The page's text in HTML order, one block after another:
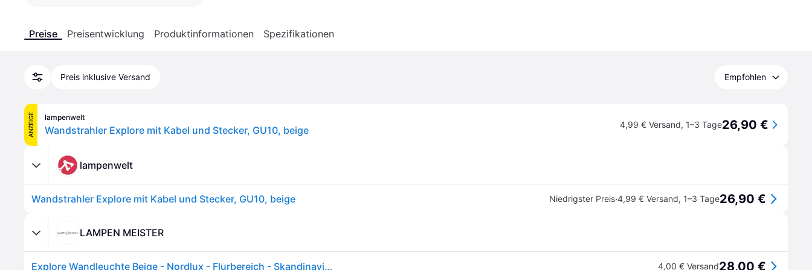
Preise Preisentwicklung Produktinformationen Spezifikationen
Preis inklusive Versand Empfohlen
ANZEIGE lampenwelt
Wandstrahler Explore mit Kabel und Stecker, GU10, beige 4,99 € Versand, 1–3 Tage26,90 €
lampenwelt
Wandstrahler Explore mit Kabel und Stecker, GU10, beige Niedrigster Preis·4,99 € Versand, 1–3 Tage26,90 €
LAMPEN MEISTER
Explore Wandleuchte Beige - Nordlux - Flurbereich - Skandinavisch - Metall - Einflammig 4,00 € Versand28,00 €